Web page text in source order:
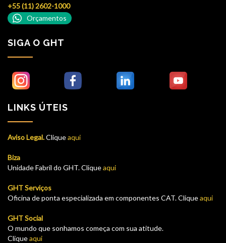
+55 (11) 2602-1000
Orçamentos
SIGA O GHT
LINKS ÚTEIS
Aviso Legal.Cliqueaqui
Biza
Unidade Fabril do GHT. Cliqueaqui
GHT Serviços
Oficina de ponta especializada em componentes CAT. Cliqueaqui
GHT Social
O mundo que sonhamos começa com sua atitude.
Cliqueaqui